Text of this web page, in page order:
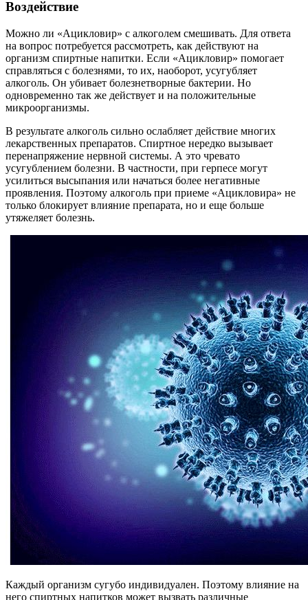
Воздействие
Можно ли «Ацикловир» с алкоголем смешивать. Для ответа
на вопрос потребуется рассмотреть, как действуют на
организм спиртные напитки. Если «Ацикловир» помогает
справляться с болезнями, то их, наоборот, усугубляет
алкоголь. Он убивает болезнетворные бактерии. Но
одновременно так же действует и на положительные
микроорганизмы.
В результате алкоголь сильно ослабляет действие многих
лекарственных препаратов. Спиртное нередко вызывает
перенапряжение нервной системы. А это чревато
усугублением болезни. В частности, при герпесе могут
усилиться высыпания или начаться более негативные
проявления. Поэтому алкоголь при приеме «Ацикловира» не
только блокирует влияние препарата, но и еще больше
утяжеляет болезнь.
Каждый организм сугубо индивидуален. Поэтому влияние на
него спиртных напитков может вызвать различные